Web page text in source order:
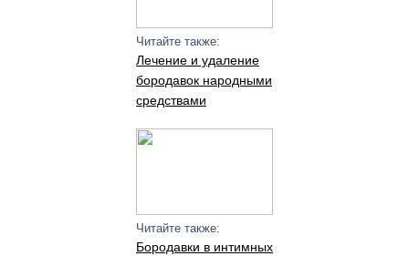
Читайте также:
Лечение и удаление
бородавок народными
средствами
Читайте также:
Бородавки в интимных